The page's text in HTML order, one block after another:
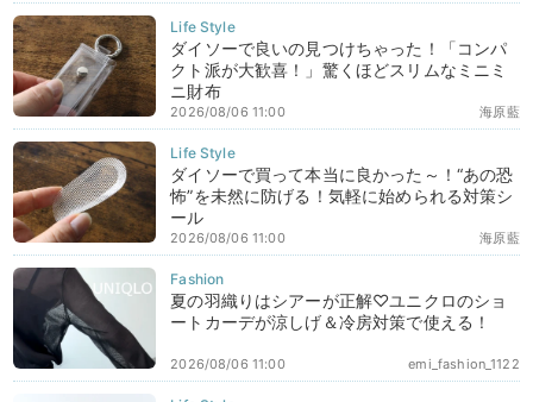
ダイソーで良いの見つけちゃった！「コンパ
クト派が大歓喜！」驚くほどスリムなミニミ
ニ財布
海原藍
2026/08/06 11:00
ダイソーで買って本当に良かった～！“あの恐
怖”を未然に防げる！気軽に始められる対策シ
ール
海原藍
2026/08/06 11:00
夏の羽織りはシアーが正解♡ユニクロのショ
ートカーデが涼しげ＆冷房対策で使える！
emi_fashion_1122
2026/08/06 11:00